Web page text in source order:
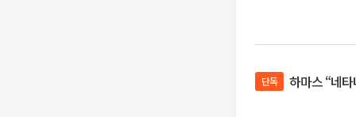
단독 하마스 “네